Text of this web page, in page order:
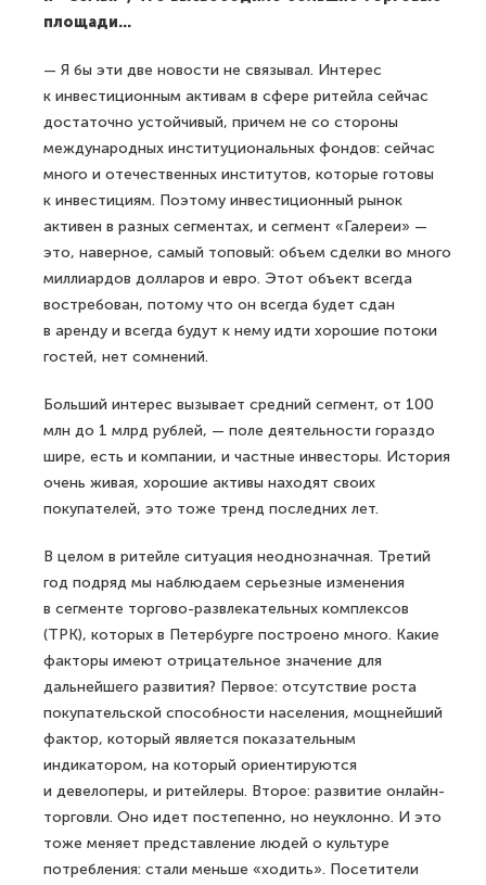
площади...
— Я бы эти две новости не связывал. Интерес
к инвестиционным активам в сфере ритейла сейчас
достаточно устойчивый, причем не со стороны
международных институциональных фондов: сейчас
много и отечественных институтов, которые готовы
к инвестициям. Поэтому инвестиционный рынок
активен в разных сегментах, и сегмент «Галереи» —
это, наверное, самый топовый: объем сделки во много
миллиардов долларов и евро. Этот объект всегда
востребован, потому что он всегда будет сдан
в аренду и всегда будут к нему идти хорошие потоки
гостей, нет сомнений.
Больший интерес вызывает средний сегмент, от 100
млн до 1 млрд рублей, — поле деятельности гораздо
шире, есть и компании, и частные инвесторы. История
очень живая, хорошие активы находят своих
покупателей, это тоже тренд последних лет.
В целом в ритейле ситуация неоднозначная. Третий
год подряд мы наблюдаем серьезные изменения
в сегменте торгово-развлекательных комплексов
(ТРК), которых в Петербурге построено много. Какие
факторы имеют отрицательное значение для
дальнейшего развития? Первое: отсутствие роста
покупательской способности населения, мощнейший
фактор, который является показательным
индикатором, на который ориентируются
и девелоперы, и ритейлеры. Второе: развитие онлайн-
торговли. Оно идет постепенно, но неуклонно. И это
тоже меняет представление людей о культуре
потребления: стали меньше «ходить». Посетители